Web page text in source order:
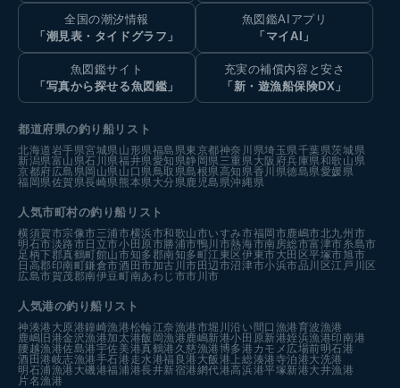
全国の潮汐情報
「潮見表・タイドグラフ」
魚図鑑AIアプリ
「マイAI」
魚図鑑サイト
「写真から探せる魚図鑑」
充実の補償内容と安さ
「新・遊漁船保険DX」
都道府県の釣り船リスト
北海道 岩手県宮城県 山形県福島県東京都神奈川県埼玉県千葉県茨城県
新潟県富山県石川県福井県愛知県静岡県 三重県 大阪府兵庫県和歌山県
京都府広島県岡山県 山口県 鳥取県島根県高知県香川県徳島県愛媛県
福岡県佐賀県長崎県 熊本県 大分県 鹿児島県沖縄県
人気市町村の釣り船リスト
横須賀市宗像市三浦市横浜市和歌山市いすみ市福岡市鹿嶋市北九州市
明石市淡路市日立市小田原市勝浦市鴨川市熱海市南房総市富津市糸島市
足柄下郡真鶴町館山市知多郡南知多町江東区伊東市大田区平塚市旭市
日高郡印南町鎌倉市酒田市加古川市田辺市沼津市小浜市品川区江戸川区
広島市賀茂郡南伊豆町南あわじ市市川市
人気港の釣り船リスト
神湊港 大原港鐘崎漁港松輪江奈漁港市堀川沿い 間口漁港育波漁港
鹿嶋旧港金沢漁港加太港飯岡漁港 鹿嶋新港小田原新港姪浜漁港印南港
腰越漁港佐島港宇佐美港真鶴港 久慈漁港博多港カモメ広場前明石港
酒田港岐志漁港手石港 走水港福良港 大飯港 上総湊港寺泊港大洗港
明石浦漁港 大磯港福浦港長井新宿港網代港高浜港平塚新港大井漁港
片名漁港